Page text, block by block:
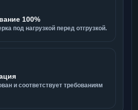
100%
под нагрузкой перед отгрузкой.
и соответствует требованиям